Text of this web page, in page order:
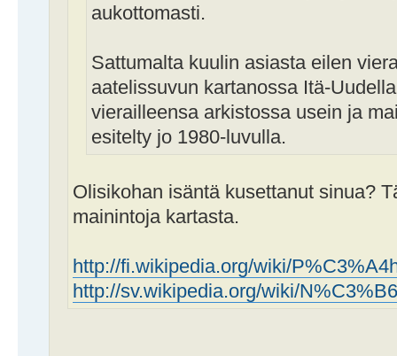
aukottomasti.
Sattumalta kuulin asiasta eilen
aatelissuvun kartanossa Itä-
vierailleensa arkistossa usein ja
esitelty jo 1980-luvulla.
Olisikohan isäntä kusettanut sinua?
mainintoja kartasta.
http://fi.wikipedia.org/wiki/
http://sv.wikipedia.org/wiki/